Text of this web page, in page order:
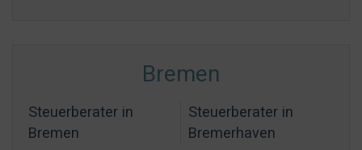
Bremen
Steuerberater in
Bremen
Steuerberater in
Bremerhaven